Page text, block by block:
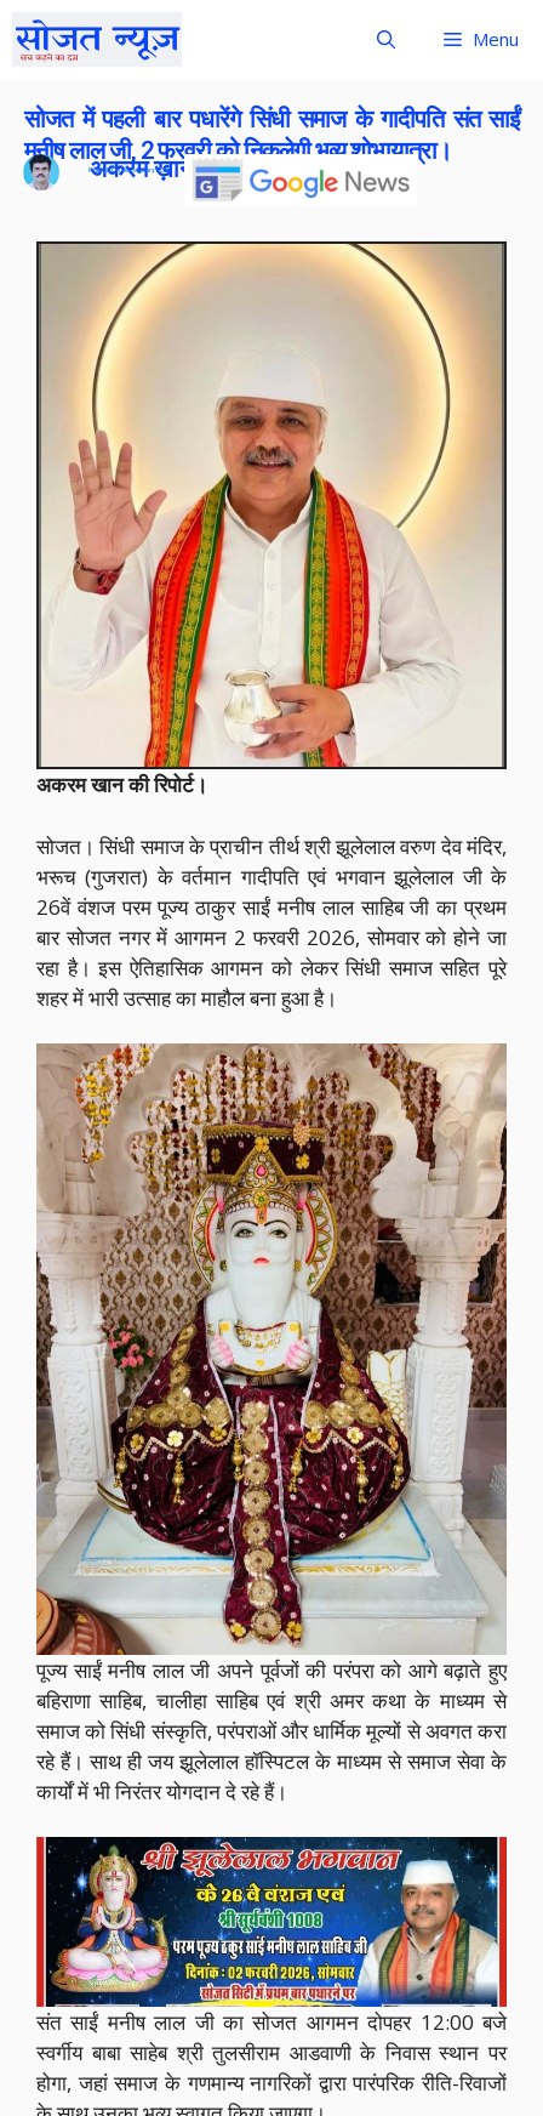
Menu
सोजत में पहली बार पधारेंगे सिंधी समाज के गादीपति संत साईं
मनीष लाल जी, 2 फरवरी को निकलेगी भव्य शोभायात्रा।
अकरम ख़ान
Publish On:30 January 2026
अकरम खान की रिपोर्ट।
सोजत। सिंधी समाज के प्राचीन तीर्थ श्री झूलेलाल वरुण देव मंदिर,
भरूच (गुजरात) के वर्तमान गादीपति एवं भगवान झूलेलाल जी के
26वें वंशज परम पूज्य ठाकुर साईं मनीष लाल साहिब जी का प्रथम
बार सोजत नगर में आगमन 2 फरवरी 2026, सोमवार को होने जा
रहा है। इस ऐतिहासिक आगमन को लेकर सिंधी समाज सहित पूरे
शहर में भारी उत्साह का माहौल बना हुआ है।
पूज्य साईं मनीष लाल जी अपने पूर्वजों की परंपरा को आगे बढ़ाते हुए
बहिराणा साहिब, चालीहा साहिब एवं श्री अमर कथा के माध्यम से
समाज को सिंधी संस्कृति, परंपराओं और धार्मिक मूल्यों से अवगत करा
रहे हैं। साथ ही जय झूलेलाल हॉस्पिटल के माध्यम से समाज सेवा के
कार्यों में भी निरंतर योगदान दे रहे हैं।
संत साईं मनीष लाल जी का सोजत आगमन दोपहर 12:00 बजे
स्वर्गीय बाबा साहेब श्री तुलसीराम आडवाणी के निवास स्थान पर
होगा, जहां समाज के गणमान्य नागरिकों द्वारा पारंपरिक रीति-रिवाजों